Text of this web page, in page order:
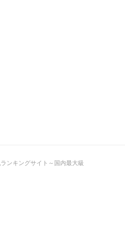
ンキングサイト～国内最大級